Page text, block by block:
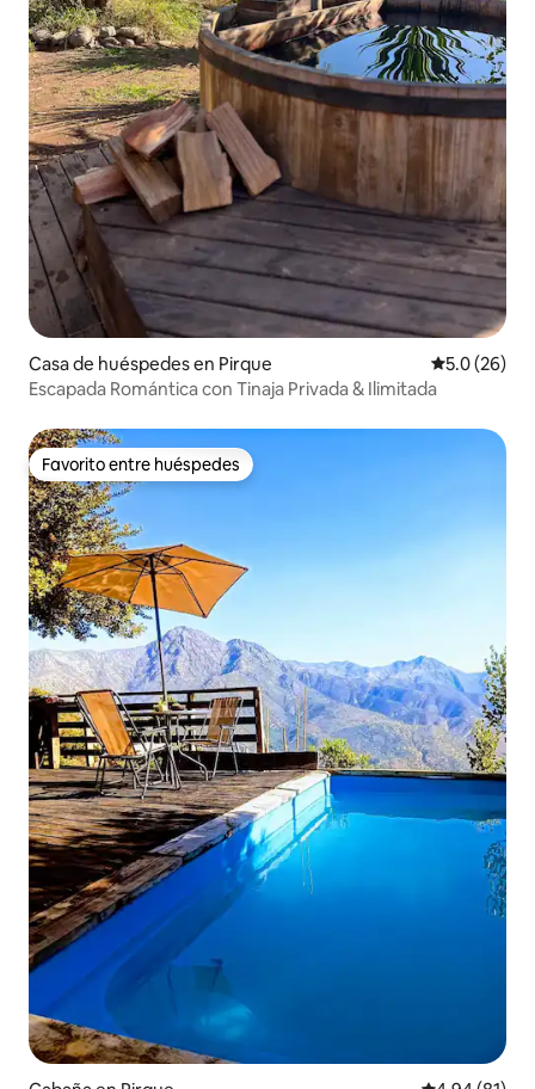
Casa de huéspedes en Pirque Calificación
5.0 (26)
Escapada Romántica con Tinaja Privada & Ilimitada
Favorito entre huéspedes
Favorito entre huéspedes